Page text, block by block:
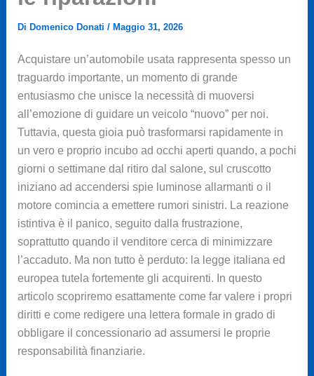
Di Domenico Donati / Maggio 31, 2026
Acquistare un’automobile usata rappresenta spesso un
traguardo importante, un momento di grande
entusiasmo che unisce la necessità di muoversi
all’emozione di guidare un veicolo “nuovo” per noi.
Tuttavia, questa gioia può trasformarsi rapidamente in
un vero e proprio incubo ad occhi aperti quando, a pochi
giorni o settimane dal ritiro dal salone, sul cruscotto
iniziano ad accendersi spie luminose allarmanti o il
motore comincia a emettere rumori sinistri. La reazione
istintiva è il panico, seguito dalla frustrazione,
soprattutto quando il venditore cerca di minimizzare
l’accaduto. Ma non tutto è perduto: la legge italiana ed
europea tutela fortemente gli acquirenti. In questo
articolo scopriremo esattamente come far valere i propri
diritti e come redigere una lettera formale in grado di
obbligare il concessionario ad assumersi le proprie
responsabilità finanziarie.